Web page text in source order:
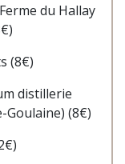
du Hallay
(8€)
distillerie
Goulaine) (8€)